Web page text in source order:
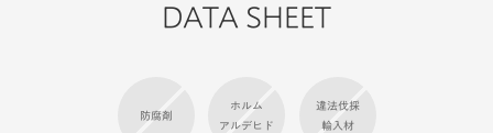
DATA SHEET
防腐剤
ホルム
アルデヒド
違法伐採
輸入材